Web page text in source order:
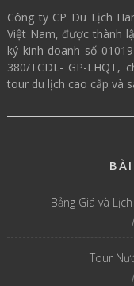
Công ty CP Du Lịch
Việt Nam, được thành
ký kinh doanh số
380/TCDL- GP-LHQT,
tour du lịch cao cấp và
Bảng Giá và
Tour